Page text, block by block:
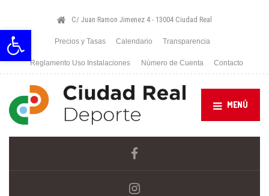
Abrir barra de herramientas
C/ Juan Ramon Jimenez 4 - 13004 Ciudad Real
Precios y Tasas Calendario Transparencia
Reglamento Uso Instalaciones Número de Cuenta Contacto
MENÚ